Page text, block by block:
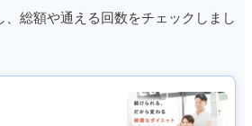
総額や通える回数をチェックしまし